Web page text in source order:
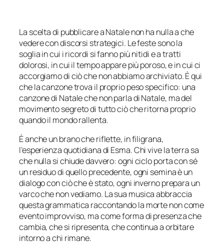
La scelta di pubblicare a Natale non ha nulla a che
vedere con discorsi strategici. Le feste sono la
soglia in cui i ricordi si fanno più nitidi e a tratti
dolorosi, in cui il tempo appare più poroso, e in cui ci
accorgiamo di ciò che non abbiamo archiviato. È qui
che la canzone trova il proprio peso specifico: una
canzone di Natale che non parla di Natale, ma del
movimento segreto di tutto ciò che ritorna proprio
quando il mondo rallenta.
È anche un brano che riflette, in filigrana,
l’esperienza quotidiana di Esma. Chi vive la terra sa
che nulla si chiude davvero: ogni ciclo porta con sé
un residuo di quello precedente, ogni semina è un
dialogo con ciò che è stato, ogni inverno prepara un
varco che non vediamo. La sua musica abbraccia
questa grammatica raccontando la morte non come
evento improvviso, ma come forma di presenza che
cambia, che si ripresenta, che continua a orbitare
intorno a chi rimane.